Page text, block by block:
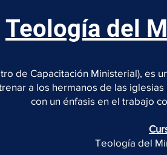
Teología del
de Capacitación Ministerial), es
a los hermanos de las
con un énfasis en el trabajo
Teología del